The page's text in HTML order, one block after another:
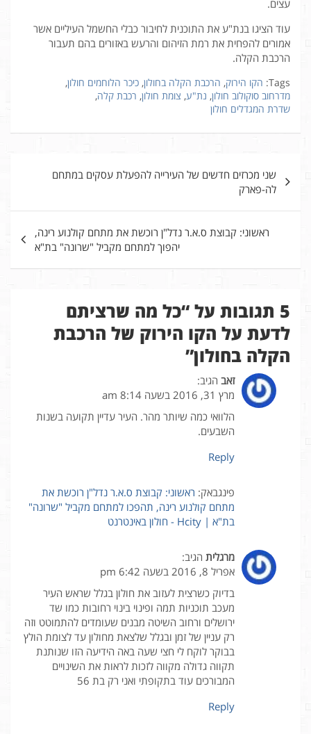
עצים.
עוד הציגו בנת"ע את התוכנית לחיבור כבלי החשמל העיליים אשר
אמורים להפחית את רמת הזיהום והרעש באזורים בהם תעבור
הרכבת הקלה.
Tags: הקו הירוק, הרכבת הקלה בחולון, כיכר הלוחמים חולון,
מדרחוב סוקולוב חולון, נת"ע, צומת חולון, רכבת קלה,
שדרת המגדלים חולון
שני מכרזים חדשים של העירייה להפעלת עסקים במתחם
לה-פארק
ראשוני: קבוצת ס.א.ר נדל"ן רוכשת את מתחם קולנוע רינה,
יהפוך למתחם מקביל "שרונה" בת"א
5 תגובות על “
כל מה שרציתם
לדעת על הקו הירוק של הרכבת
הקלה בחולון”
זאב הגיב:
מרץ 31, 2016 בשעה 8:14 am
הלוואי כמה שיותר מהר. העיר עדיין תקועה בשנות
השבעים.
Reply
פינגבאק: ראשוני: קבוצת ס.א.ר נדל"ן רוכשת את
מתחם קולנוע רינה, תהפכו למתחם מקביל "שרונה"
בת"א | Hcity - חולון באינטרנט
מרגלית הגיב:
אפריל 8, 2016 בשעה 6:42 pm
בדיוק כשרצית לעזוב את חולון בגלל שראש העיר
מעכב תוכניות תמה ופינוי בינוי רחובות כמו שד
ירושלים ורחוב השיטה מבנים שעומדים להתמוטט וזה
רק עניין של זמן ובגלל שלצאת מחולון עד לצומת הולץ
בבוקר לוקח לי חצי שעה באה הידיעה הזו שנותנת
תקווה גדולה מקווה לזכות לראות את השינויים
המבורכים עוד בתקופתי ואני רק בת 56
Reply